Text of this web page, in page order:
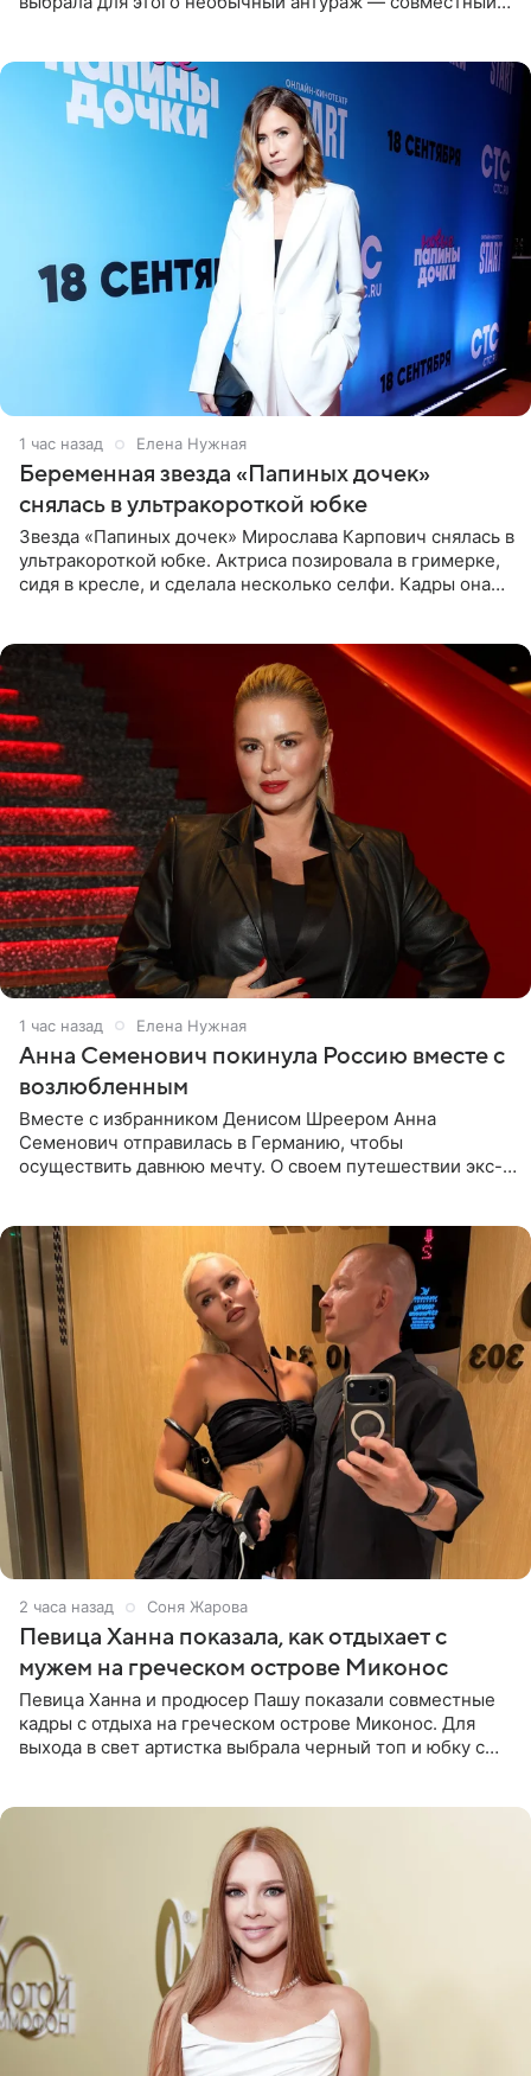
1 час назад Елена Нужная
Беременная звезда «Папиных дочек»
снялась в ультракороткой юбке
Звезда «Папиных дочек» Мирослава Карпович снялась в
ультракороткой юбке. Актриса позировала в гримерке,
сидя в кресле, и сделала несколько селфи. Кадры она
1 час назад Елена Нужная
Анна Семенович покинула Россию вместе с
возлюбленным
Вместе с избранником Денисом Шреером Анна
Семенович отправилась в Германию, чтобы
осуществить давнюю мечту. О своем путешествии экс-
2 часа назад Соня Жарова
Певица Ханна показала, как отдыхает с
мужем на греческом острове Миконос
Певица Ханна и продюсер Пашу показали совместные
кадры с отдыха на греческом острове Миконос. Для
выхода в свет артистка выбрала черный топ и юбку с